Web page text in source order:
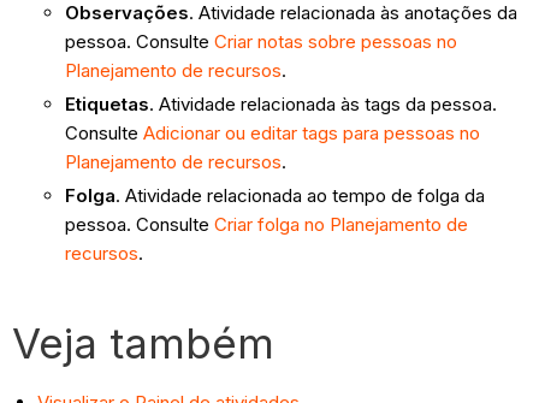
Observações. Atividade relacionada às anotações da
pessoa. Consulte Criar notas sobre pessoas no
Planejamento de recursos.
Etiquetas. Atividade relacionada às tags da pessoa.
Consulte Adicionar ou editar tags para pessoas no
Planejamento de recursos.
Folga. Atividade relacionada ao tempo de folga da
pessoa. Consulte Criar folga no Planejamento de
recursos.
Veja também